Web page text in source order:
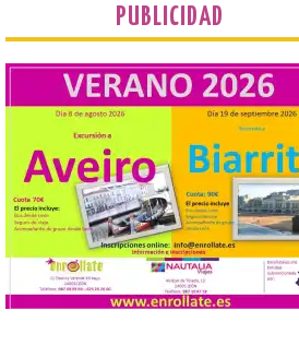
jóvenes desempleados
para la realización de
obras y servicios de
interés general y social
con más de 8,7 millones
euros de inversión
6 Ago 2026
La Consejería
Industria,
Empleo y
destina 8,75 millones
euros al programa
2026, cofinanciado por el Fondo
Europeo Plus (FSE+), para favorecer
PUBLICIDAD